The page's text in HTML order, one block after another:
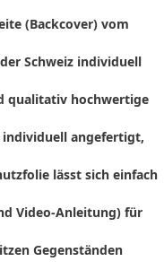
(Backcover) vom
Schweiz individuell
qualitativ hochwertige
individuell angefertigt,
lässt sich einfach
Video-Anleitung) für
Gegenständen